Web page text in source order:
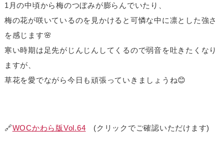
1月の中頃から梅のつぼみが膨らんでいたり、
梅の花が咲いているのを見かけると可憐な中に凛とした強さ
を感じます🌸
寒い時期は足先がじんじんしてくるので弱音を吐きたくなり
ますが、
草花を愛でながら今日も頑張っていきましょうね😊
🔗WOCかわら版Vol.64 (クリックでご確認いただけます)